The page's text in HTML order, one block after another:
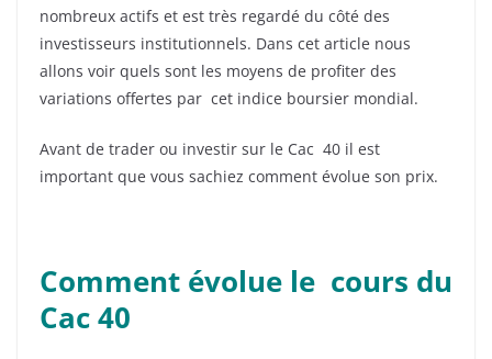
nombreux actifs et est très regardé du côté des
investisseurs institutionnels. Dans cet article nous
allons voir quels sont les moyens de profiter des
variations offertes par cet indice boursier mondial.
Avant de trader ou investir sur le Cac 40 il est
important que vous sachiez comment évolue son prix.
Comment évolue le cours du
Cac 40